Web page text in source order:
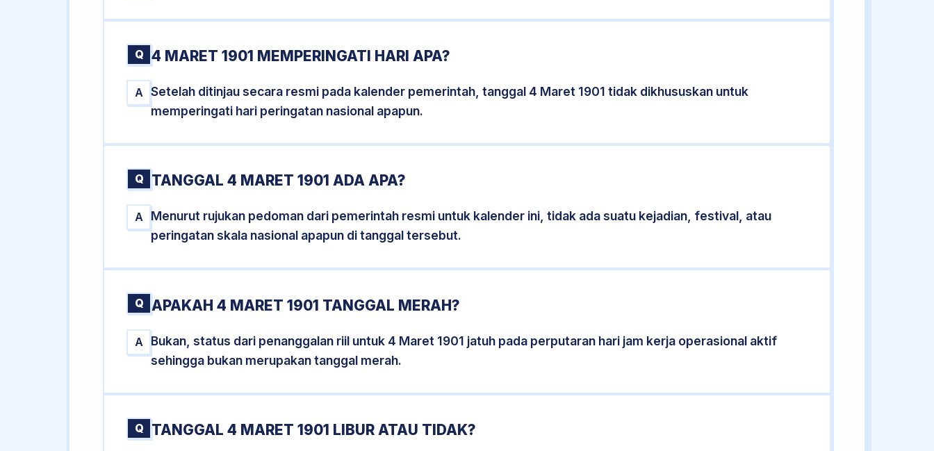
Q 4 MARET 1901 MEMPERINGATI HARI APA?
A
Setelah ditinjau secara resmi pada kalender pemerintah, tanggal 4 Maret 1901 tidak dikhususkan untuk
memperingati hari peringatan nasional apapun.
Q TANGGAL 4 MARET 1901 ADA APA?
A
Menurut rujukan pedoman dari pemerintah resmi untuk kalender ini, tidak ada suatu kejadian, festival, atau
peringatan skala nasional apapun di tanggal tersebut.
Q APAKAH 4 MARET 1901 TANGGAL MERAH?
A
Bukan, status dari penanggalan riil untuk 4 Maret 1901 jatuh pada perputaran hari jam kerja operasional aktif
sehingga bukan merupakan tanggal merah.
Q TANGGAL 4 MARET 1901 LIBUR ATAU TIDAK?